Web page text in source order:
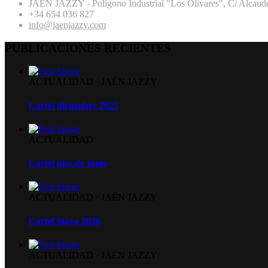
JAÉN JAZZY - Polígono Industrial "Los Olivares", C/
+34 654 036 827
info@jaenjazzy.com
Cartel diciembre 2025
Cartel mes de junio
Cartel mayo 2026